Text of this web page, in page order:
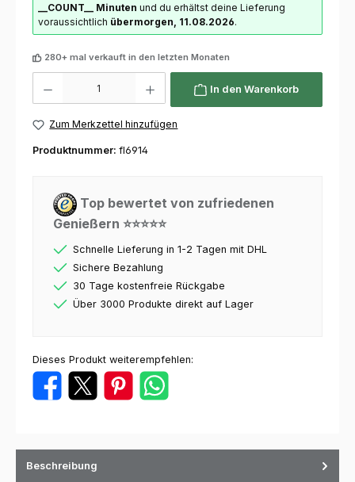
__COUNT__ Minuten und du erhältst deine Lieferung
voraussichtlich übermorgen, 11.08.2026.
280+ mal verkauft in den letzten Monaten
In den Warenkorb
Zum Merkzettel hinzufügen
Produktnummer: fl6914
Top bewertet von zufriedenen
Genießern ⭐⭐⭐⭐⭐
Schnelle Lieferung in 1-2 Tagen mit DHL
Sichere Bezahlung
30 Tage kostenfreie Rückgabe
Über 3000 Produkte direkt auf Lager
Dieses Produkt weiterempfehlen:
Beschreibung